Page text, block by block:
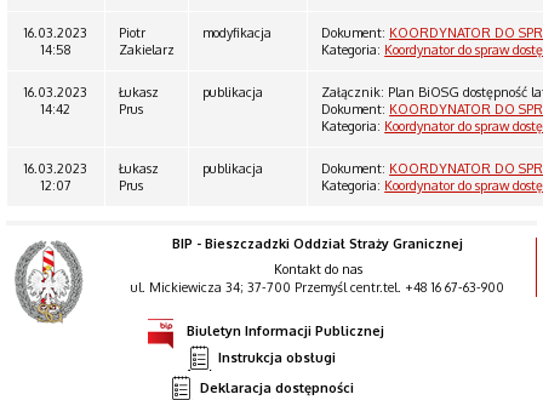
16.03.2023
14:58
Piotr
Zakielarz
modyfikacja Dokument: KOORDYNATOR DO
Kategoria: Koordynator do spraw
16.03.2023
14:42
Łukasz
Prus
publikacja
Załącznik: Plan BiOSG dostępność
Dokument: KOORDYNATOR DO
Kategoria: Koordynator do spraw
16.03.2023
12:07
Łukasz
Prus
publikacja Dokument: KOORDYNATOR DO
Kategoria: Koordynator do spraw
BIP - Bieszczadzki Oddział Straży Granicznej
Kontakt do nas
ul. Mickiewicza 34; 37-700 Przemyśl centr.tel. +48 16 67-63-900
Biuletyn Informacji Publicznej
Instrukcja obsługi
Deklaracja dostępności